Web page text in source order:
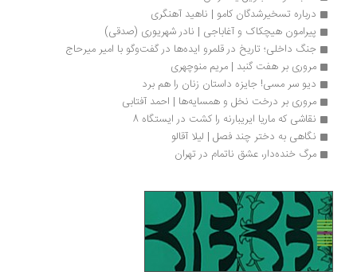
درباره تسخیرشدگان کامو | ناهید آهنگری
پیرامون هیچکاک و آغاباجی | نادر شهریوری (صدقی)
جنگ داخلی؛ تاریخ در قلمرو ایده‌ها در گفت‌وگو با امیر میرحاج
مروری بر هفت گنبد | مریم منوچهری
دیو سر مسی! جایزه داستان زنان را هم برد
مروری بر درخت نخل و همسایه‌ها | احمد آفتابی
نقاشی که ماریا ایریبارنه را کشت در ایستگاه 8
نگاهی به دختر چند فصل | لیلا آقالو
مرگ خنده‌دار، عشق ناتمام در تهران